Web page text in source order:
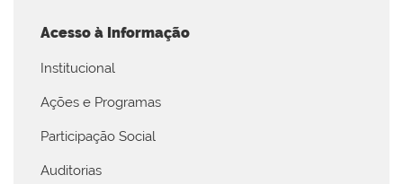
Acesso à Informação
Institucional
Ações e Programas
Participação Social
Auditorias